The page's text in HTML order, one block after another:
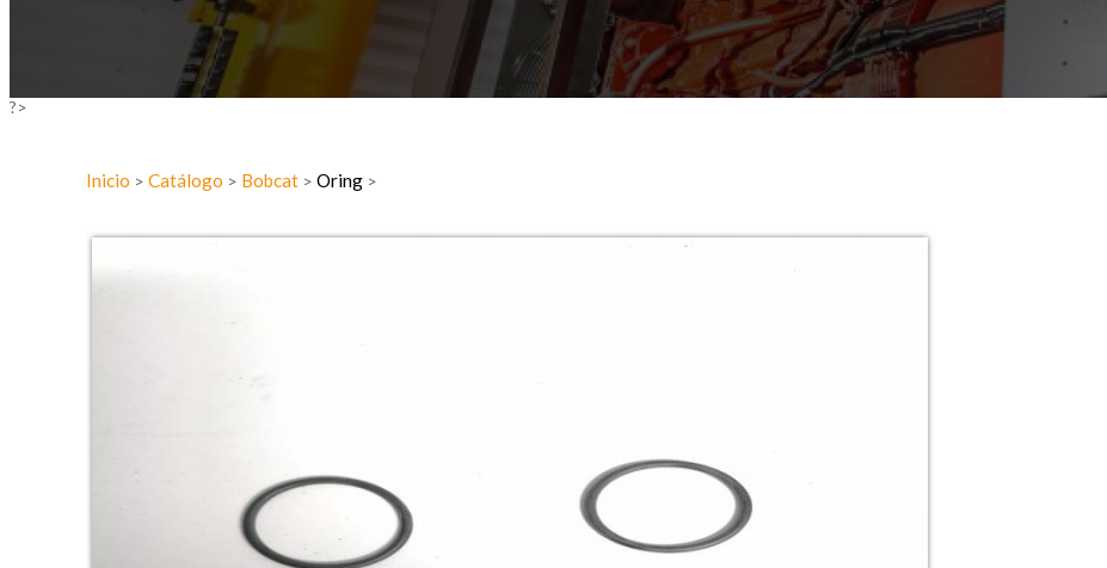
?>
Inicio > Catálogo > Bobcat > Oring >